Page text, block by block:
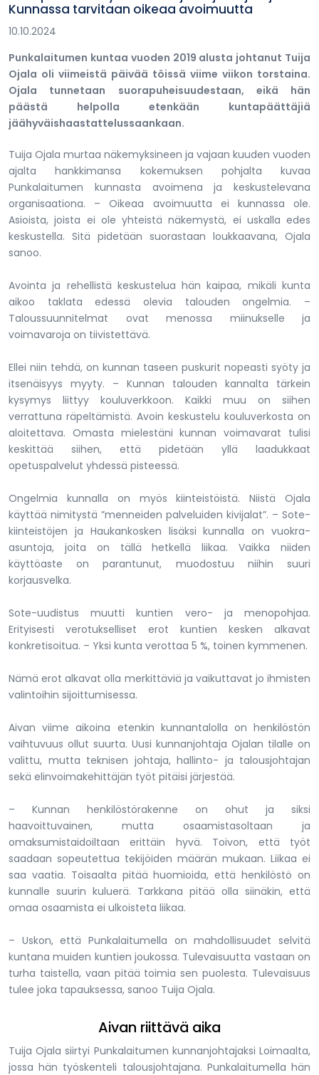
Kunnassa tarvitaan oikeaa avoimuutta
10.10.2024
Punkalaitumen kuntaa vuoden 2019 alusta johtanut Tuija
Ojala oli viimeistä päivää töissä viime viikon torstaina.
Ojala tunnetaan suorapuheisuudestaan, eikä hän
päästä helpolla etenkään kuntapäättäjiä
jäähyväishaastattelussaankaan.
Tuija Ojala murtaa näkemyksineen ja vajaan kuuden vuoden
ajalta hankkimansa kokemuksen pohjalta kuvaa
Punkalaitumen kunnasta avoimena ja keskustelevana
organisaationa. – Oikeaa avoimuutta ei kunnassa ole.
Asioista, joista ei ole yhteistä näkemystä, ei uskalla edes
keskustella. Sitä pidetään suorastaan loukkaavana, Ojala
sanoo.
Avointa ja rehellistä keskustelua hän kaipaa, mikäli kunta
aikoo taklata edessä olevia talouden ongelmia. –
Taloussuunnitelmat ovat menossa miinukselle ja
voimavaroja on tiivistettävä.
Ellei niin tehdä, on kunnan taseen puskurit nopeasti syöty ja
itsenäisyys myyty. – Kunnan talouden kannalta tärkein
kysymys liittyy kouluverkkoon. Kaikki muu on siihen
verrattuna räpeltämistä. Avoin keskustelu kouluverkosta on
aloitettava. Omasta mielestäni kunnan voimavarat tulisi
keskittää siihen, että pidetään yllä laadukkaat
opetuspalvelut yhdessä pisteessä.
Ongelmia kunnalla on myös kiinteistöistä. Niistä Ojala
käyttää nimitystä ”menneiden palveluiden kivijalat”. – Sote-
kiinteistöjen ja Haukankosken lisäksi kunnalla on vuokra-
asuntoja, joita on tällä hetkellä liikaa. Vaikka niiden
käyttöaste on parantunut, muodostuu niihin suuri
korjausvelka.
Sote-uudistus muutti kuntien vero- ja menopohjaa.
Erityisesti verotukselliset erot kuntien kesken alkavat
konkretisoitua. – Yksi kunta verottaa 5 %, toinen kymmenen.
Nämä erot alkavat olla merkittäviä ja vaikuttavat jo ihmisten
valintoihin sijoittumisessa.
Aivan viime aikoina etenkin kunnantalolla on henkilöstön
vaihtuvuus ollut suurta. Uusi kunnanjohtaja Ojalan tilalle on
valittu, mutta teknisen johtaja, hallinto- ja talousjohtajan
sekä elinvoimakehittäjän työt pitäisi järjestää.
– Kunnan henkilöstörakenne on ohut ja siksi
haavoittuvainen, mutta osaamistasoltaan ja
omaksumistaidoiltaan erittäin hyvä. Toivon, että työt
saadaan sopeutettua tekijöiden määrän mukaan. Liikaa ei
saa vaatia. Toisaalta pitää huomioida, että henkilöstö on
kunnalle suurin kuluerä. Tarkkana pitää olla siinäkin, että
omaa osaamista ei ulkoisteta liikaa.
– Uskon, että Punkalaitumella on mahdollisuudet selvitä
kuntana muiden kuntien joukossa. Tulevaisuutta vastaan on
turha taistella, vaan pitää toimia sen puolesta. Tulevaisuus
tulee joka tapauksessa, sanoo Tuija Ojala.
Aivan riittävä aika
Tuija Ojala siirtyi Punkalaitumen kunnanjohtajaksi Loimaalta,
jossa hän työskenteli talousjohtajana. Punkalaitumella hän